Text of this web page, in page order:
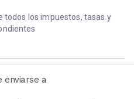
todos los impuestos, tasas y
enviarse a